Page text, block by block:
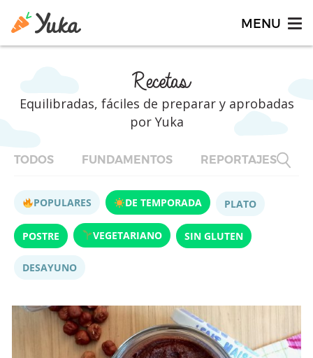
Recetas
Equilibradas, fáciles de preparar y aprobadas
por Yuka
TODOS FUNDAMENTOS REPORTAJES
POPULARES DE TEMPORADA PLATO
POSTRE VEGETARIANO SIN GLUTEN
DESAYUNO